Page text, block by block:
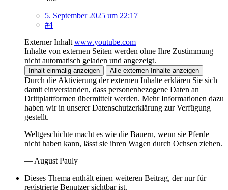
5. September 2025 um 22:17
#4
Externer Inhalt www.youtube.com
Inhalte von externen Seiten werden ohne Ihre Zustimmung
nicht automatisch geladen und angezeigt.
Inhalt einmalig anzeigen Alle externen Inhalte anzeigen
Durch die Aktivierung der externen Inhalte erklären Sie sich
damit einverstanden, dass personenbezogene Daten an
Drittplattformen übermittelt werden. Mehr Informationen dazu
haben wir in unserer Datenschutzerklärung zur Verfügung
gestellt.
Weltgeschichte macht es wie die Bauern, wenn sie Pferde
nicht haben kann, lässt sie ihren Wagen durch Ochsen ziehen.
— August Pauly
Dieses Thema enthält einen weiteren Beitrag, der nur für
registrierte Benutzer sichtbar ist.